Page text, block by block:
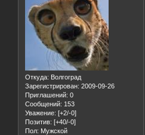
Откуда: Волгоград
Зарегистрирован: 2009-09-26
Приглашений: 0
Сообщений: 153
Уважение: [+2/-0]
Позитив: [+40/-0]
Пол: Мужской